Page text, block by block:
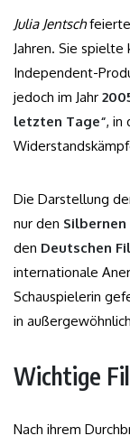
Julia Jentschfeierte
Jahren. Sie
Independent-
jedoch im Jahr
letzten Tage“, in
Die Darstellung
nur den
den Deutschen
internationale
Schauspielerin
in
Wichtige
Nach ihrem